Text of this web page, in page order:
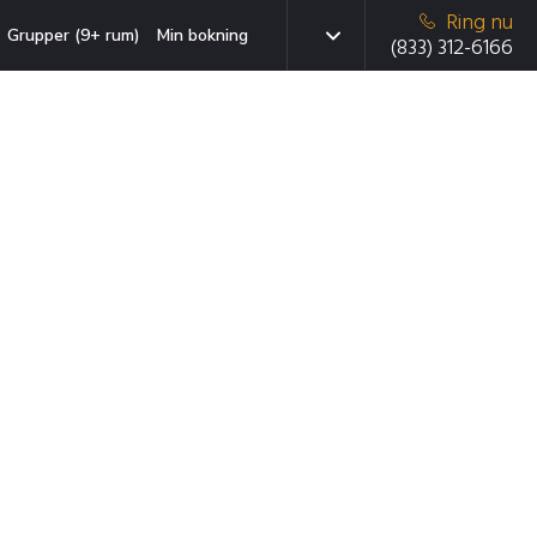
Grupper (9+ rum) Min bokning
Ring nu
(833) 312-6166